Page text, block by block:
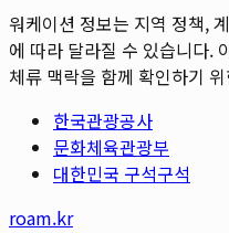
워케이션 정보는 지역 정책,
에 따라 달라질 수 있습니다.
체류 맥락을 함께 확인하기
한국관광공사
문화체육관광부
대한민국 구석구석
roam.kr